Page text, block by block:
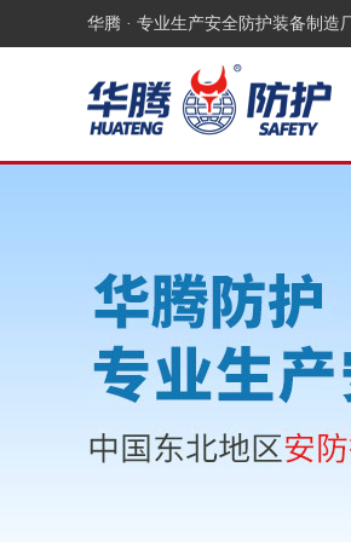
华腾 · 专业生产安全防护装备制造